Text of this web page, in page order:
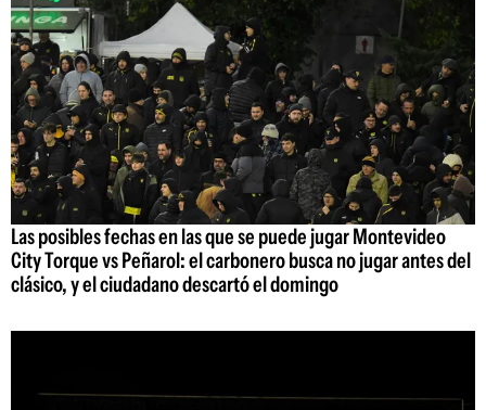
Las posibles fechas en las que se puede jugar Montevideo
City Torque vs Peñarol: el carbonero busca no jugar antes del
clásico, y el ciudadano descartó el domingo